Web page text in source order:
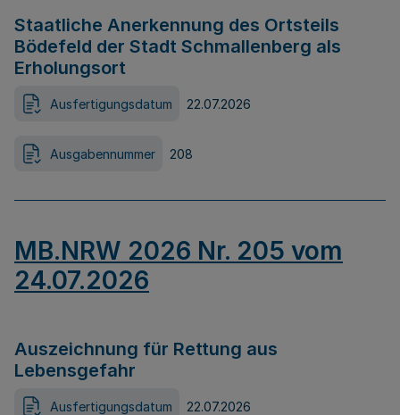
Staatliche Anerkennung des Ortsteils
Bödefeld der Stadt Schmallenberg als
Erholungsort
Ausfertigungsdatum 22.07.2026
Ausgabennummer 208
MB.NRW 2026 Nr. 205 vom
24.07.2026
Auszeichnung für Rettung aus
Lebensgefahr
Ausfertigungsdatum 22.07.2026